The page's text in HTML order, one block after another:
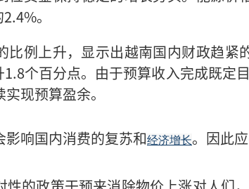
。
比例上升，显示出越南国内财政趋紧
个百分点。由于预算收入完成既定
现预算盈余。
响国内消费的复苏和经济增长。因此